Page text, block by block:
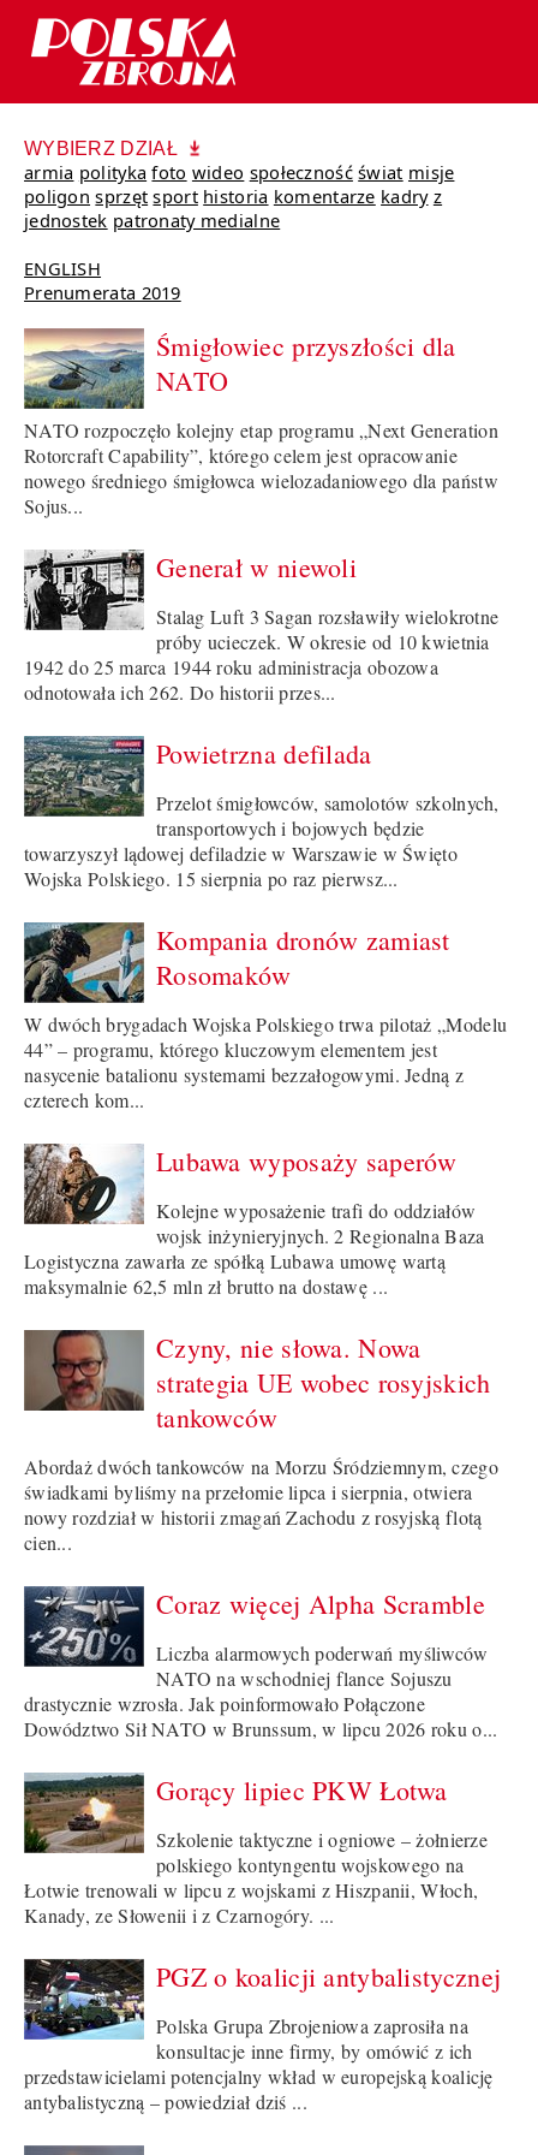
WYBIERZ DZIAŁ
armia polityka foto wideo społeczność świat misje
poligon sprzęt sport historia komentarze kadry z
jednostek patronaty medialne
ENGLISH
Prenumerata 2019
Śmigłowiec przyszłości dla
NATO
NATO rozpoczęło kolejny etap programu „Next Generation
Rotorcraft Capability”, którego celem jest opracowanie
nowego średniego śmigłowca wielozadaniowego dla państw
Sojus...
Generał w niewoli
Stalag Luft 3 Sagan rozsławiły wielokrotne
próby ucieczek. W okresie od 10 kwietnia
1942 do 25 marca 1944 roku administracja obozowa
odnotowała ich 262. Do historii przes...
Powietrzna defilada
Przelot śmigłowców, samolotów szkolnych,
transportowych i bojowych będzie
towarzyszył lądowej defiladzie w Warszawie w Święto
Wojska Polskiego. 15 sierpnia po raz pierwsz...
Kompania dronów zamiast
Rosomaków
W dwóch brygadach Wojska Polskiego trwa pilotaż „Modelu
44” – programu, którego kluczowym elementem jest
nasycenie batalionu systemami bezzałogowymi. Jedną z
czterech kom...
Lubawa wyposaży saperów
Kolejne wyposażenie trafi do oddziałów
wojsk inżynieryjnych. 2 Regionalna Baza
Logistyczna zawarła ze spółką Lubawa umowę wartą
maksymalnie 62,5 mln zł brutto na dostawę ...
Czyny, nie słowa. Nowa
strategia UE wobec rosyjskich
tankowców
Abordaż dwóch tankowców na Morzu Śródziemnym, czego
świadkami byliśmy na przełomie lipca i sierpnia, otwiera
nowy rozdział w historii zmagań Zachodu z rosyjską flotą
cien...
Coraz więcej Alpha Scramble
Liczba alarmowych poderwań myśliwców
NATO na wschodniej flance Sojuszu
drastycznie wzrosła. Jak poinformowało Połączone
Dowództwo Sił NATO w Brunssum, w lipcu 2026 roku o...
Gorący lipiec PKW Łotwa
Szkolenie taktyczne i ogniowe – żołnierze
polskiego kontyngentu wojskowego na
Łotwie trenowali w lipcu z wojskami z Hiszpanii, Włoch,
Kanady, ze Słowenii i z Czarnogóry. ...
PGZ o koalicji antybalistycznej
Polska Grupa Zbrojeniowa zaprosiła na
konsultacje inne firmy, by omówić z ich
przedstawicielami potencjalny wkład w europejską koalicję
antybalistyczną – powiedział dziś ...